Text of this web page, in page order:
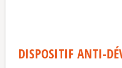
DISPOSITIF ANTI-